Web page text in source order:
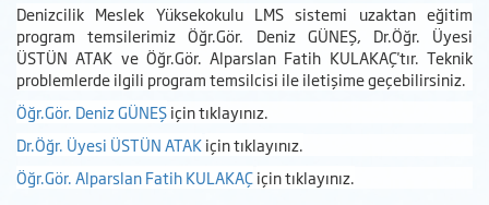
Denizcilik Meslek Yüksekokulu LMS sistemi uzaktan eğitim
program temsilerimiz Öğr.Gör. Deniz GÜNEŞ, Dr.Öğr. Üyesi
ÜSTÜN ATAK ve Öğr.Gör. Alparslan Fatih KULAKAÇ'tır. Teknik
problemlerde ilgili program temsilcisi ile iletişime geçebilirsiniz.
Öğr.Gör. Deniz GÜNEŞiçin tıklayınız.
Dr.Öğr. Üyesi ÜSTÜN ATAKiçin tıklayınız.
Öğr.Gör. Alparslan Fatih KULAKAÇiçin tıklayınız.